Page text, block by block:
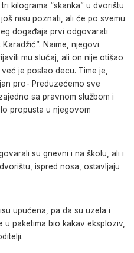
kilograma “skanka” u dvorištu
nisu poznati, ali će po svemu
događaja prvi odgovarati
Naime, njegovi
mu slučaj, ali on nije otišao
je poslao decu. Time je,
pro- Preduzećemo sve
sa pravnom službom i
propusta u njegovom
su gnevni i na školu, ali i
ispred nosa, ostavljaju
upućena, pa da su uzela i
u paketima bio kakav eksploziv,